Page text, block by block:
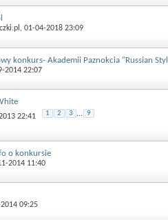
, 01-04-2018 23:09
konkurs- Akademii Paznokcia "Russian
2014 22:07
22:41 1 2 3 ... 9
o konkursie
2014 11:40
09:25